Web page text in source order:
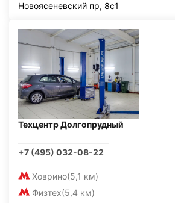
Новоясеневский пр, 8с1
Техцентр Долгопрудный
+7 (495) 032-08-22
Ховрино(5,1 км)
Физтех(5,4 км)